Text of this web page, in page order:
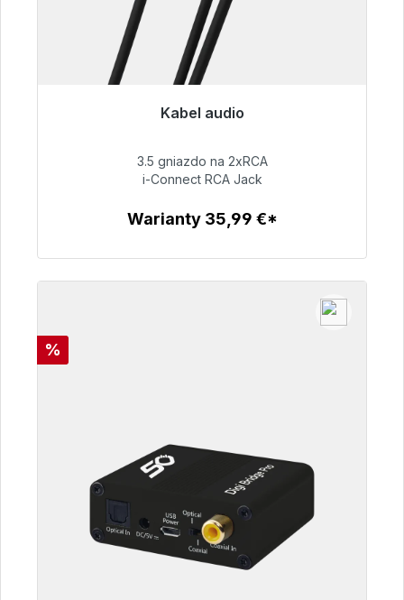
Kabel audio
Gotowy do natychmiastowej wysyłki, czas
51,99 €
3.5 gniazdo na 2xRCA
i-Connect RCA Jack
Warianty 35,99 €*
Rabat
%